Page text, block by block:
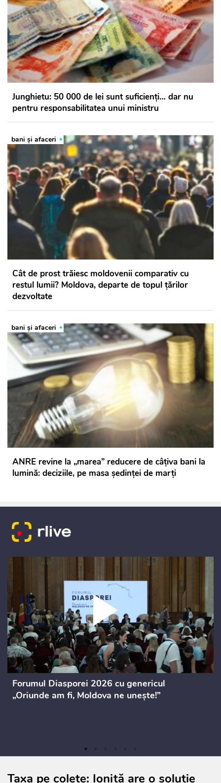
Junghietu: 50 000 de lei sunt suficienți… dar nu
pentru responsabilitatea unui ministru
bani și afaceri
Cât de prost trăiesc moldovenii comparativ cu
restul lumii? Moldova, departe de topul țărilor
dezvoltate
bani și afaceri
ANRE revine la „marea” reducere de câțiva bani la
lumină: deciziile, pe masa ședinței de marți
Forumul Diasporei 2026 cu genericul
„Oriunde am fi, Moldova ne unește!”
Taxa pe colete: Ioniță are o soluție